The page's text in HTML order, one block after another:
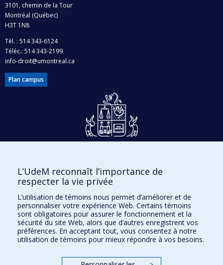
3101, chemin de la Tour
Montréal (Québec)
H3T 1N8
Tél. : 514 343-6124
Téléc.: 514 343-2199
info-droit@umontreal.ca
Plan campus
Accès protégé
Facebook|Twitter
LinkedIn|Instagram
L’UdeM reconnaît l’importance de
respecter la vie privée
L’utilisation de témoins nous permet d’améliorer et de
personnaliser votre expérience Web. Certains témoins
sont obligatoires pour assurer le fonctionnement et la
sécurité du site Web, alors que d’autres enregistrent vos
préférences. En acceptant tout, vous consentez à notre
utilisation de témoins pour mieux répondre à vos besoins.